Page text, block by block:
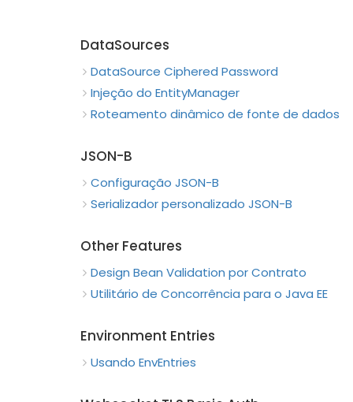
DataSources
DataSource Ciphered Password
Injeção do EntityManager
Roteamento dinâmico de fonte de dados
JSON-B
Configuração JSON-B
Serializador personalizado JSON-B
Other Features
Design Bean Validation por Contrato
Utilitário de Concorrência para o Java EE
Environment Entries
Usando EnvEntries